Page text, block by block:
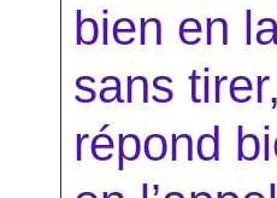
bien en
sans
répond